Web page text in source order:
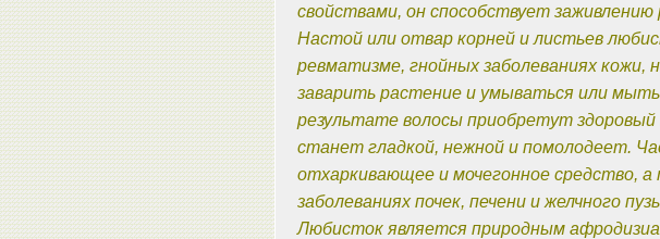
свойствами, он способствует заживлению
Настой или отвар корней и листьев
ревматизме, гнойных заболеваниях кожи,
заварить растение и умываться или
результате волосы приобретут
станет гладкой, нежной и помолодеет.
отхаркивающее и мочегонное средство,
заболеваниях почек, печени и желчного
Любисток является природным